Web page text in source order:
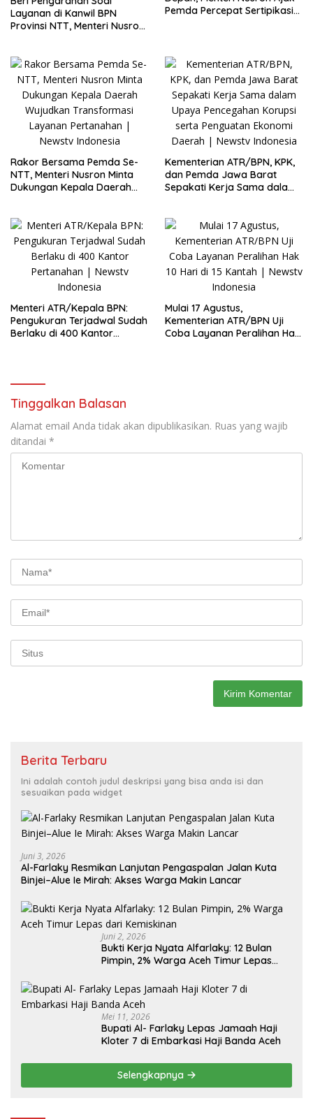
Layanan di Kanwil BPN
Provinsi NTT, Menteri Nusron:
Pemda Percepat Sertipikasi
Rakor Bersama Pemda Se-
NTT, Menteri Nusron Minta
Dukungan Kepala Daerah
Kementerian ATR/BPN, KPK,
dan Pemda Jawa Barat
Sepakati Kerja Sama dalam
Daerah
Menteri ATR/Kepala BPN:
Pengukuran Terjadwal Sudah
Berlaku di 400 Kantor
Mulai 17 Agustus,
Kementerian ATR/BPN Uji
Coba Layanan Peralihan Hak
Tinggalkan Balasan
Alamat email Anda tidak akan dipublikasikan. Ruas yang wajib
ditandai *
Berita Terbaru
Ini adalah contoh judul deskripsi yang bisa anda isi dan
sesuaikan pada widget
Juni 3, 2026
Al-Farlaky Resmikan Lanjutan Pengaspalan Jalan Kuta
Binjei–Alue Ie Mirah: Akses Warga Makin Lancar
Juni 2, 2026
Bukti Kerja Nyata Alfarlaky: 12 Bulan
Pimpin, 2% Warga Aceh Timur Lepas
Mei 11, 2026
Bupati Al- Farlaky Lepas Jamaah Haji
Kloter 7 di Embarkasi Haji Banda Aceh
Selengkapnya